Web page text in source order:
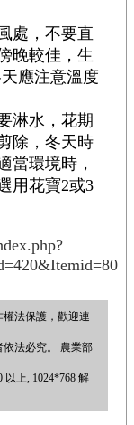
處，不要直
晚較佳，生
應注意溫度
淋水，花期
除，冬天時
當環境時，
用花寶2或3
法保護，歡迎連
法必究。 農業部
上, 1024*768 解